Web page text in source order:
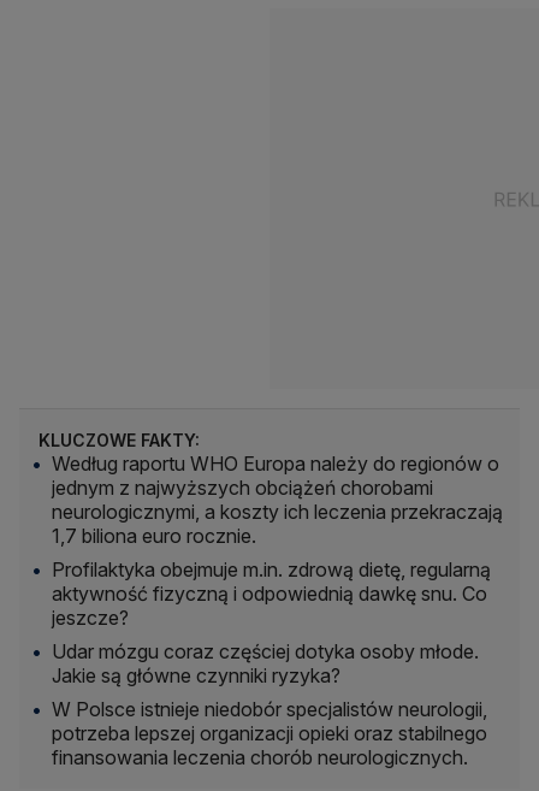
KLUCZOWE FAKTY:
Według raportu WHO Europa należy do regionów o
jednym z najwyższych obciążeń chorobami
neurologicznymi, a koszty ich leczenia przekraczają
1,7 biliona euro rocznie.
Profilaktyka obejmuje m.in. zdrową dietę, regularną
aktywność fizyczną i odpowiednią dawkę snu. Co
jeszcze?
Udar mózgu coraz częściej dotyka osoby młode.
Jakie są główne czynniki ryzyka?
W Polsce istnieje niedobór specjalistów neurologii,
potrzeba lepszej organizacji opieki oraz stabilnego
finansowania leczenia chorób neurologicznych.